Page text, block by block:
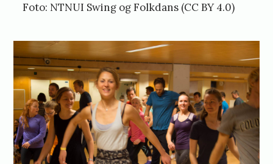
Foto: NTNUI Swing og Folkdans (CC BY 4.0)